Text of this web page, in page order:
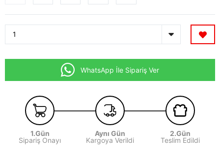
WhatsApp İle Sipariş Ver
1.Gün
Sipariş Onayı
Aynı Gün
Kargoya Verildi
2.Gün
Teslim Edildi